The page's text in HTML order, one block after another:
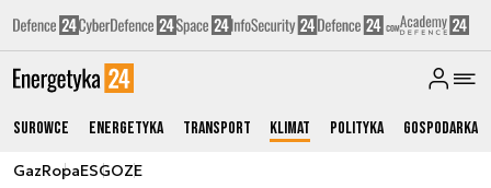
Surowce Energetyka Transport Klimat Polityka Gospodarka
GazRopaESGOZE